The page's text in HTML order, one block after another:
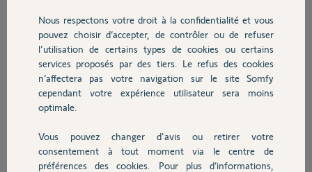
Chauffage
Autres produits
Devis avec un pro
Réponses
Non, mais vous pouvez ajouter un second moniteur.
Bonne journée à vous.
Anonyme
Nous respectons votre droit à la confidentialité et vous
pouvez choisir d’accepter, de contrôler ou de refuser
l'utilisation de certains types de cookies ou certains
services proposés par des tiers. Le refus des cookies
n’affectera pas votre navigation sur le site Somfy
cependant votre expérience utilisateur sera moins
optimale.
Vous pouvez changer d'avis ou retirer votre
consentement à tout moment via le centre de
préférences des cookies. Pour plus d’informations,